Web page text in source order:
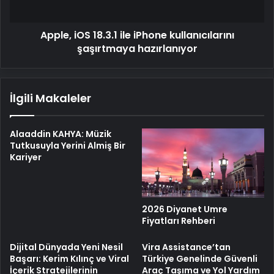
Apple, iOS 18.3.1 ile iPhone kullanıcılarını
şaşırtmaya hazırlanıyor
İlgili Makaleler
Alaaddin KAHYA: Müzik
Tutkusuyla Yerini Almiş Bir
Kariyer
2026 Diyanet Umre
Fiyatları Rehberi
Dijital Dünyada Yeni Nesil
Başarı: Kerim Kılınç ve Viral
İçerik Stratejilerinin
Vira Assistance’tan
Türkiye Genelinde Güvenli
Araç Taşıma ve Yol Yardım